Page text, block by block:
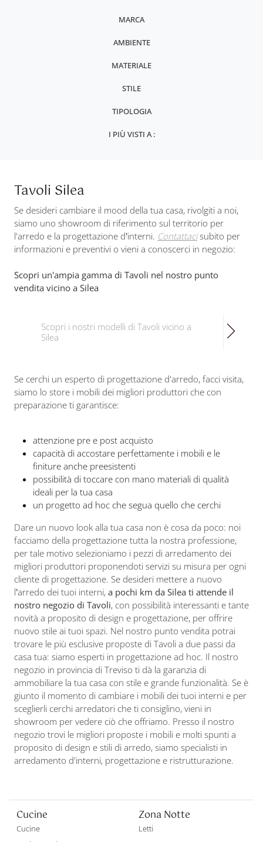
MARCA
AMBIENTE
MATERIALE
STILE
TIPOLOGIA
I PIÙ VISTI A :
Tavoli Silea
Se desideri cambiare il mood della tua casa, rivolgiti a noi,
siamo uno showroom di riferimento sul territorio per
l'arredo e la progettazione d’interni. Contattacisubito per
informazioni e preventivi o vieni a conoscerci in negozio:
Scopri un'ampia gamma di Tavoli nel nostro punto
vendita vicino a Silea
Scopri i nostri modelli di Tavoli vicino a
Silea
Se cerchi un esperto di progettazione d'arredo, facci visita,
siamo lo store i mobili dei migliori produttori che con
preparazione ti garantisce:
attenzione pre e post acquisto
capacità di accostare perfettamente i mobili e le
finiture anche preesistenti
possibilità di toccare con mano materiali di qualità
ideali per la tua casa
un progetto ad hoc che segua quello che cerchi
Dare un nuovo look alla tua casa non è cosa da poco: noi
facciamo della progettazione tutta la nostra professione,
per tale motivo selezioniamo i pezzi di arredamento dei
migliori produttori proponendoti servizi su misura per ogni
cliente di progettazione. Se desideri mettere a nuovo
l’arredo dei tuoi interni, a pochi km da Silea ti attende il
nostro negozio di Tavoli, con possibilità interessanti e tante
novità a proposito di design e progettazione, per offrire
nuovo stile ai tuoi spazi. Nel nostro punto vendita potrai
trovare le più esclusive proposte di Tavoli a due passi da
casa tua: siamo esperti in progettazione ad hoc. Il nostro
negozio in provincia di Treviso ti dà la garanzia di
ammobiliare la tua casa con stile e grande funzionalità. Se è
giunto il momento di cambiare i mobili dei tuoi interni e per
sceglierli cerchi arredatori che ti consiglino, vieni in
showroom per vedere ciò che offriamo. Presso il nostro
negozio trovi le migliori proposte i mobili e molti spunti a
proposito di design e stili di arredo, siamo specialisti in
arredamento d'interni, progettazione e ristrutturazione.
Cucine
Cucine
Zona Notte
Letti